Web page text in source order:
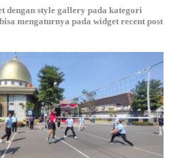
dengan style gallery pada kategori
mengaturnya pada widget recent post